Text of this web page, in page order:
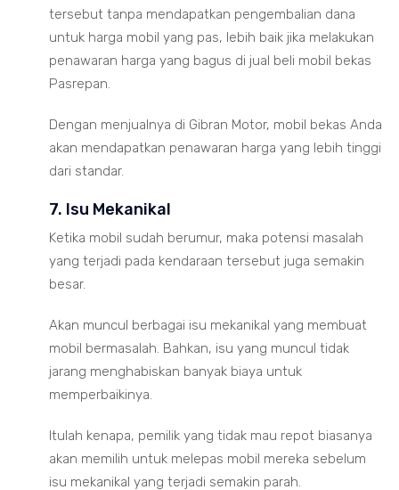
tersebut tanpa mendapatkan pengembalian dana
untuk harga mobil yang pas, lebih baik jika melakukan
penawaran harga yang bagus di jual beli mobil bekas
Pasrepan.
Dengan menjualnya di Gibran Motor, mobil bekas Anda
akan mendapatkan penawaran harga yang lebih tinggi
dari standar.
7. Isu Mekanikal
Ketika mobil sudah berumur, maka potensi masalah
yang terjadi pada kendaraan tersebut juga semakin
besar.
Akan muncul berbagai isu mekanikal yang membuat
mobil bermasalah. Bahkan, isu yang muncul tidak
jarang menghabiskan banyak biaya untuk
memperbaikinya.
Itulah kenapa, pemilik yang tidak mau repot biasanya
akan memilih untuk melepas mobil mereka sebelum
isu mekanikal yang terjadi semakin parah.